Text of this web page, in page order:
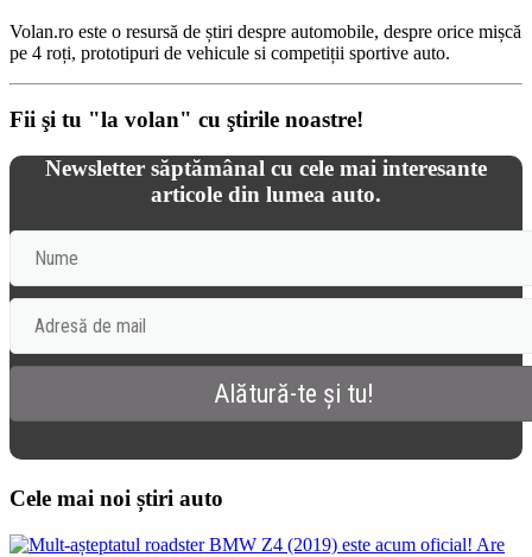
Volan.ro este o resursă de știri despre automobile, despre orice mișcă
pe 4 roți, prototipuri de vehicule si competiții sportive auto.
Fii şi tu "la volan" cu ştirile noastre!
Newsletter săptămânal cu cele mai interesante
articole din lumea auto.
Cele mai noi știri auto